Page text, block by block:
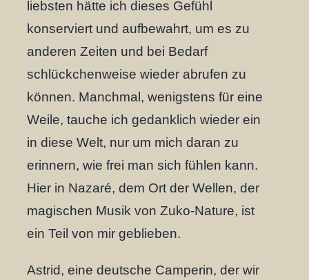
liebsten hätte ich dieses Gefühl
konserviert und aufbewahrt, um es zu
anderen Zeiten und bei Bedarf
schlückchenweise wieder abrufen zu
können. Manchmal, wenigstens für eine
Weile, tauche ich gedanklich wieder ein
in diese Welt, nur um mich daran zu
erinnern, wie frei man sich fühlen kann.
Hier in Nazaré, dem Ort der Wellen, der
magischen Musik von Zuko-Nature, ist
ein Teil von mir geblieben.
Astrid, eine deutsche Camperin, der wir